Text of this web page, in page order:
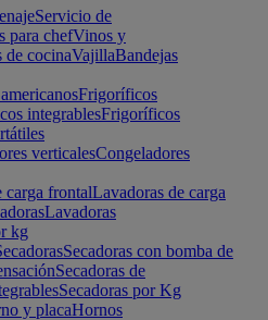
Servicio de
para chefVinos y
de cocinaVajillaBandejas
Frigoríficos
integrablesFrigoríficos
verticalesCongeladores
carga frontalLavadoras de carga
Lavadoras
kg
Secadoras con bomba de
Secadoras de
Secadoras por Kg
y placaHornos